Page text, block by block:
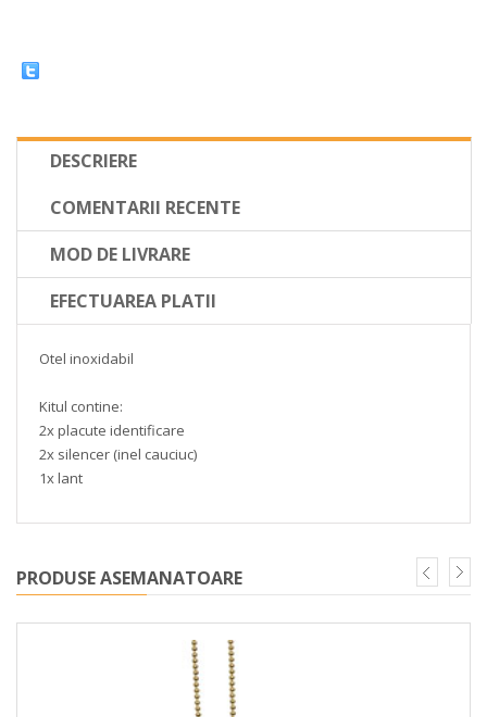
DESCRIERE
COMENTARII RECENTE
MOD DE LIVRARE
EFECTUAREA PLATII
Otel inoxidabil
Kitul contine:
2x placute identificare
2x silencer (inel cauciuc)
1x lant
PRODUSE ASEMANATOARE